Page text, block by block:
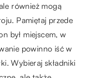
również mogą
Pamiętaj przede
był miejscem, w
powinno iść w
Wybieraj składniki